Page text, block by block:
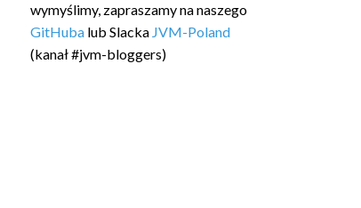
wymyślimy, zapraszamy na naszego
GitHuba lub Slacka JVM-Poland
(kanał #jvm-bloggers)